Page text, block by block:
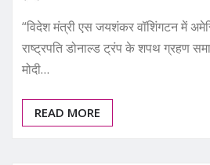
“विदेश मंत्री एस जयशंकर वॉशिंगटन में
राष्ट्रपति डोनाल्ड ट्रंप के शपथ ग्रहण
मोदी…
READ MORE